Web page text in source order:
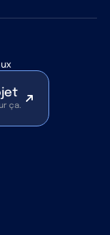
ça.